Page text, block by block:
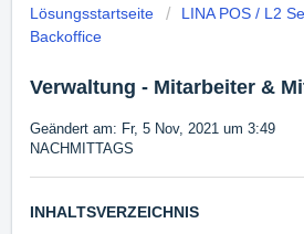
Lösungsstartseite LINA POS / L2
Backoffice
Verwaltung - Mitarbeiter &
Geändert am: Fr, 5 Nov, 2021 um 3:49
NACHMITTAGS
INHALTSVERZEICHNIS